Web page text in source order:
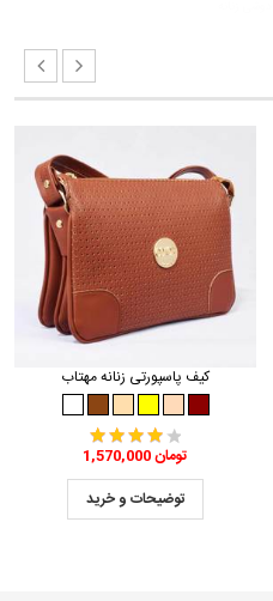
کیف پاسپورتی زنانه مهتاب
1,570,000 تومان
توضیحات و خرید